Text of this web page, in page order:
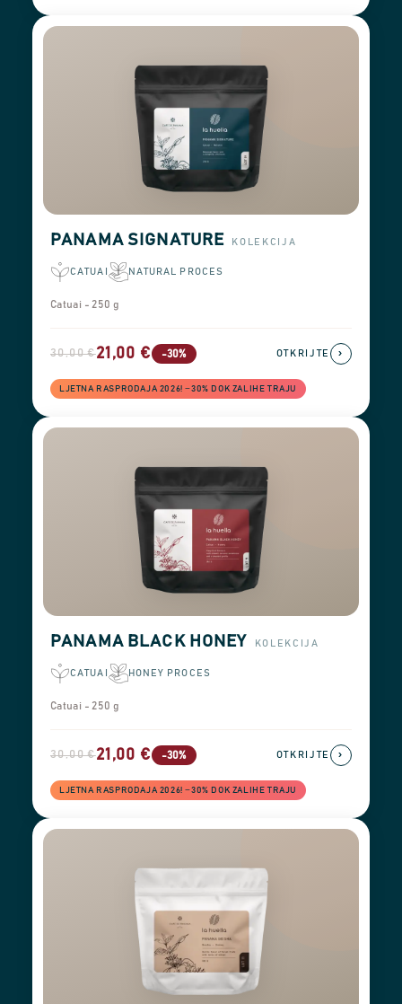
PANAMA SIGNATURE KOLEKCIJA
CATUAI NATURAL PROCES
Catuai - 250 g
30,00 €21,00 € -30%
LJETNA RASPRODAJA 2026! −30% DOK ZALIHE TRAJU
OTKRIJTE ›
PANAMA BLACK HONEY KOLEKCIJA
CATUAI HONEY PROCES
Catuai - 250 g
30,00 €21,00 € -30%
LJETNA RASPRODAJA 2026! −30% DOK ZALIHE TRAJU
OTKRIJTE ›